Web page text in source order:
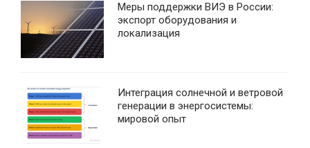
Меры поддержки ВИЭ в России:
экспорт оборудования и
локализация
Интеграция солнечной и ветровой
генерации в энергосистемы:
мировой опыт